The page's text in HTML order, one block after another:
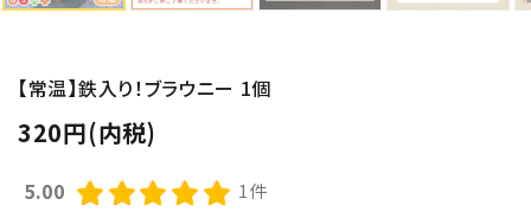
【常温】鉄入り！ブラウニー 1個
320円(内税)
5.00 1件